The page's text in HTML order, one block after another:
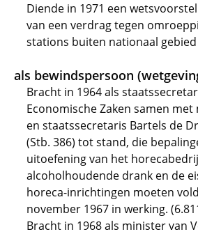
Diende in 1971 een
van een verdrag tegen
stations buiten nationaal gebied
als bewindspersoon
Bracht in 1964 als
Economische Zaken samen
en staatssecretaris Bartels de
(Stb. 386) tot stand, die
uitoefening van het
alcoholhoudende drank en de
horeca-inrichtingen moeten
november 1967 in werking.
Bracht in 1968 als minister van